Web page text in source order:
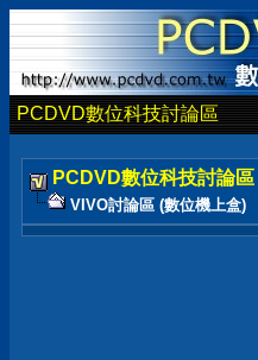
PCDVD數位科技討論區
PCDVD數位科技討論區
VIVO討論區 (數位機上盒)